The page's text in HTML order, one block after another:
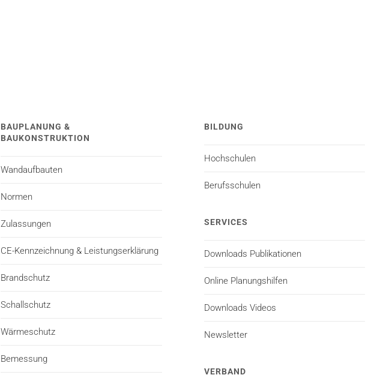
BAUPLANUNG &
BAUKONSTRUKTION
Wandaufbauten
Normen
Zulassungen
CE-Kennzeichnung & Leistungserklärung
Brandschutz
Schallschutz
Wärmeschutz
Bemessung
BILDUNG
Hochschulen
Berufsschulen
SERVICES
Downloads Publikationen
Online Planungshilfen
Downloads Videos
Newsletter
VERBAND